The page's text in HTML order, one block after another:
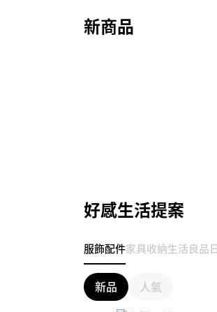
新商品
好感生活提案
服飾配件家具收納生活良品
新品 人氣